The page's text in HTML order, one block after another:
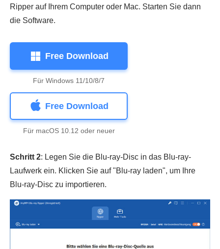
Ripper auf Ihrem Computer oder Mac. Starten Sie dann
die Software.
Free Download
Für Windows 11/10/8/7
Free Download
Für macOS 10.12 oder neuer
Schritt 2: Legen Sie die Blu-ray-Disc in das Blu-ray-
Laufwerk ein. Klicken Sie auf "Blu-ray laden", um Ihre
Blu-ray-Disc zu importieren.